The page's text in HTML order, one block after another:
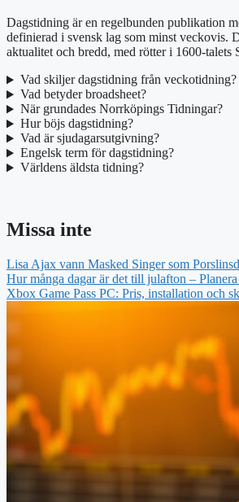
Dagstidning är en regelbunden publikation
definierad i svensk lag som minst veckovis.
aktualitet och bredd, med rötter i 1600-talets
Vad skiljer dagstidning från veckotidning?
Vad betyder broadsheet?
När grundades Norrköpings Tidningar?
Hur böjs dagstidning?
Vad är sjudagarsutgivning?
Engelsk term för dagstidning?
Världens äldsta tidning?
Missa inte
Lisa Ajax vann Masked Singer som
Hur många dagar är det till julafton – Planera
Xbox Game Pass PC: Pris, installation och